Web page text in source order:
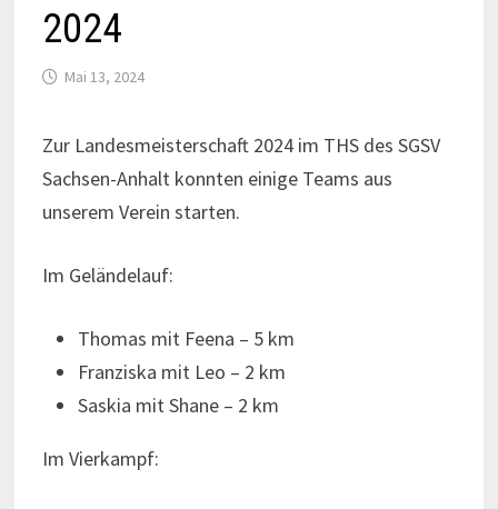
2024
Mai 13, 2024
Zur Landesmeisterschaft 2024 im THS des SGSV
Sachsen-Anhalt konnten einige Teams aus
unserem Verein starten.
Im Geländelauf:
Thomas mit Feena – 5 km
Franziska mit Leo – 2 km
Saskia mit Shane – 2 km
Im Vierkampf: